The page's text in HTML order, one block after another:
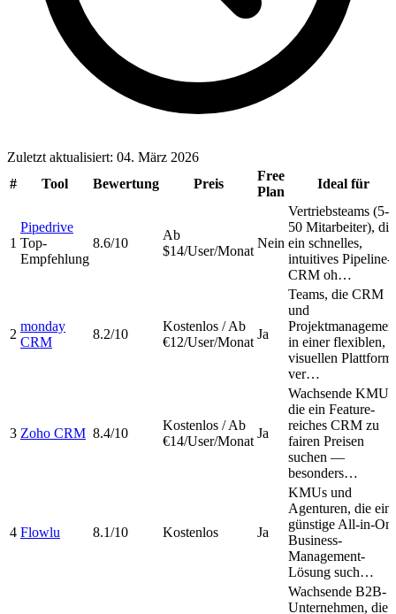
Zuletzt aktualisiert: 04. März 2026
#
Tool Bewertung Preis
Free
Plan
Ideal für
1
Pipedrive
Top-
Empfehlung
8.6/10
Ab
$14/User/Monat
Nein
Vertriebsteams (5-
50 Mitarbeiter), die
ein schnelles,
intuitives Pipeline-
CRM oh…
2
monday
CRM
8.2/10
Kostenlos / Ab
€12/User/Monat
Ja
Teams, die CRM
und
in einer flexiblen,
visuellen Plattform
ver…
3 Zoho CRM 8.4/10
Kostenlos / Ab
€14/User/Monat
Ja
Wachsende
die ein Feature-
reiches CRM zu
fairen Preisen
suchen —
besonders…
4 Flowlu 8.1/10 Kostenlos Ja
KMUs und
Agenturen, die
günstige All-in-
Business-
Management-
Lösung such…
Wachsende B2B-
Unternehmen, die